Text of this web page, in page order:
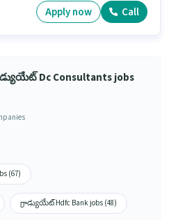
Apply now Call
Dc Consultants jobs
(67)
గ్రాడ్యుయేట్ Hdfc Bank jobs (48)